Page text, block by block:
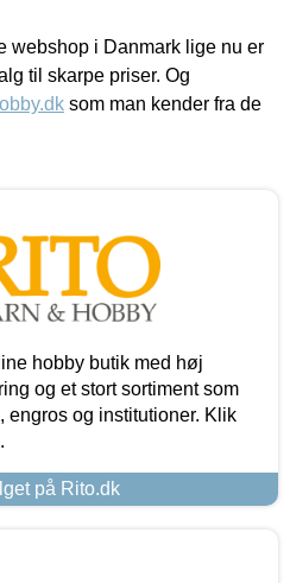
webshop i Danmark lige nu er
til skarpe priser. Og
som man kender fra de
hobby butik med høj
og et stort sortiment som
og institutioner. Klik
på Rito.dk